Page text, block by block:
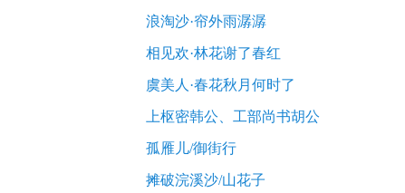
浪淘沙·帘外雨潺潺
相见欢·林花谢了春红
虞美人·春花秋月何时了
上枢密韩公、工部尚书胡公
孤雁儿/御街行
摊破浣溪沙/山花子